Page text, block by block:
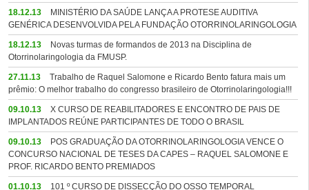
18.12.13
MINISTÉRIO DA SAÚDE LANÇA A PROTESE AUDITIVA
GENÉRICA DESENVOLVIDA PELA FUNDAÇÃO OTORRINOLARINGOLOGIA
18.12.13
Novas turmas de formandos de 2013 na Disciplina de
Otorrinolaringologia da FMUSP.
27.11.13
Trabalho de Raquel Salomone e Ricardo Bento fatura mais um
prêmio: O melhor trabalho do congresso brasileiro de Otorrinolaringologia!!!
09.10.13
X CURSO DE REABILITADORES E ENCONTRO DE PAIS DE
IMPLANTADOS REÚNE PARTICIPANTES DE TODO O BRASIL
09.10.13
POS GRADUAÇÃO DA OTORRINOLARINGOLOGIA VENCE O
CONCURSO NACIONAL DE TESES DA CAPES – RAQUEL SALOMONE E
PROF. RICARDO BENTO PREMIADOS
01.10.13
101 º CURSO DE DISSECÇÃO DO OSSO TEMPORAL